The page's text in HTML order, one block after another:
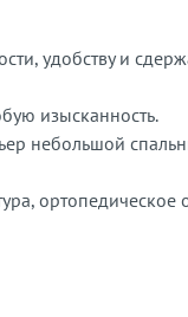
удобству и
изысканность.
небольшой